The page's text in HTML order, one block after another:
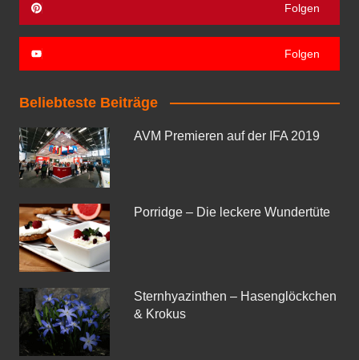
Folgen
Folgen
Beliebteste Beiträge
AVM Premieren auf der IFA 2019
Porridge – Die leckere Wundertüte
Sternhyazinthen – Hasenglöckchen
& Krokus